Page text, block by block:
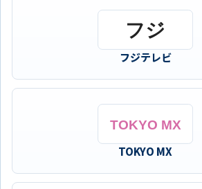
フジテレビ
TOKYO MX